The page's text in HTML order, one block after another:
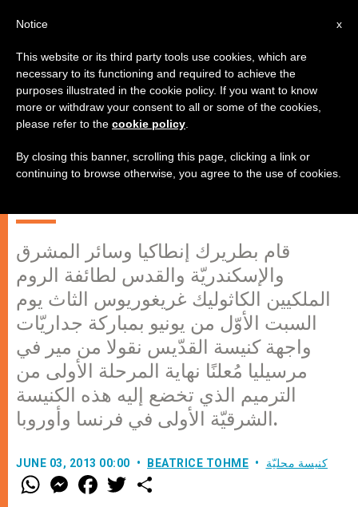
غريغوريوس الثالث:"فلنرمّم كنيسة
القدّيس نقولا بالإيمان والرجاء
والمحبّة" الكنيسة الشرقيّة الأولى في
قام بطريرك إنطاكيا وسائر المشرق
والإسكندريّة والقدس لطائفة الروم
الملكيين الكاثوليك غريغوريوس الثاث يوم
السبت الأوّل من يونيو بمباركة جداريّات
واجهة كنيسة القدّيس نقولا من مير في
مرسيليا مُعلنًا نهاية المرحلة الأولى من
الترميم الذي تخضع إليه هذه الكنيسة
الشرقيّة الأولى في فرنسا وأوروبا.
JUNE 03, 2013 00:00 BEATRICE TOHME كنيسة محليّة
W
h
M
e
F
a w
x
Notice
This website or its third party tools use cookies, which are
necessary to its functioning and required to achieve the
purposes illustrated in the cookie policy. If you want to know
more or withdraw your consent to all or some of the cookies,
please refer to the cookie policy
By closing this banner, scrolling this page, clicking a link or
continuing to browse otherwise, you agree to the use of cookies.